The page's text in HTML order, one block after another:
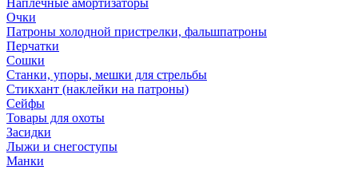
Наплечные амортизаторы
Очки
Патроны холодной пристрелки, фальшпатроны
Перчатки
Сошки
Станки, упоры, мешки для стрельбы
Стикхант (наклейки на патроны)
Сейфы
Товары для охоты
Засидки
Лыжи и снегоступы
Манки